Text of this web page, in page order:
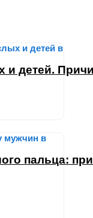
и детей.
пальца: